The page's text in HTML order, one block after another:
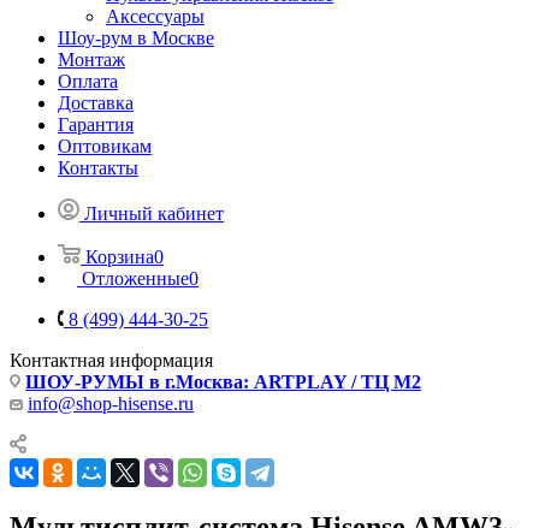
Аксессуары
Шоу-рум в Москве
Монтаж
Оплата
Доставка
Гарантия
Оптовикам
Контакты
Личный кабинет
Корзина0
Отложенные0
8 (499) 444-30-25
Контактная информация
ШОУ-РУМЫ в г.Москва: ARTPLAY / ТЦ М2
info@shop-hisense.ru